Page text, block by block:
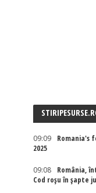
09:09
Romania's
2025
09:08
România,
Cod roșu în șapte